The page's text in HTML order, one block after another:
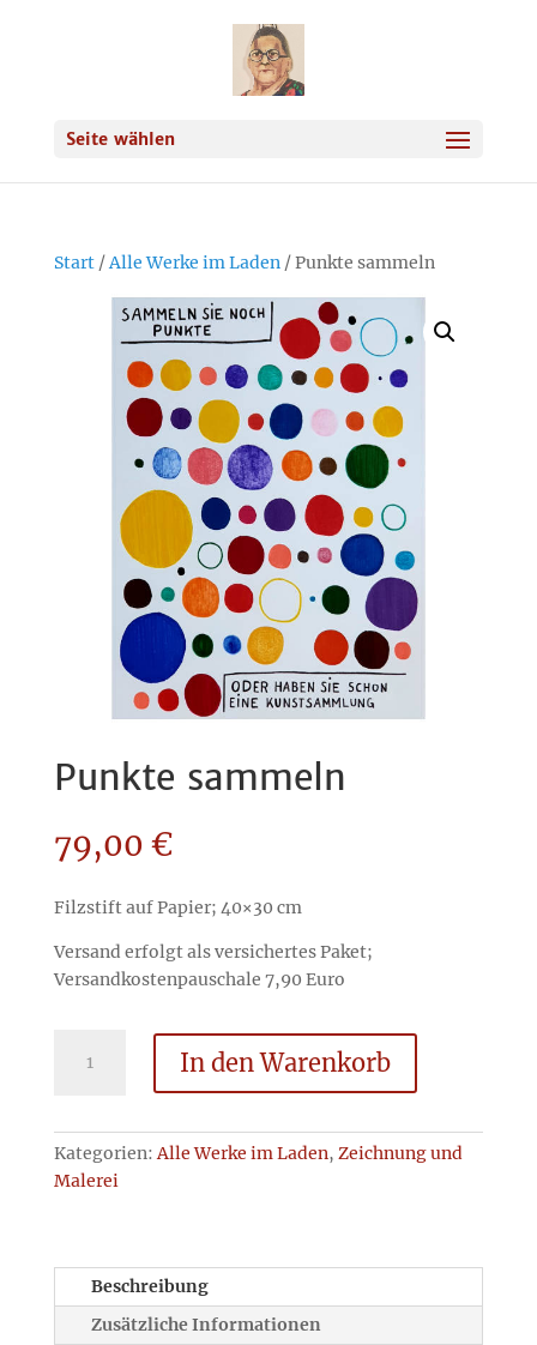
Seite wählen
Start/Alle Werke im Laden/ Punkte sammeln
Punkte sammeln
79,00 €
Filzstift auf Papier; 40×30 cm
Versand erfolgt als versichertes Paket;
Versandkostenpauschale 7,90 Euro
sammeln
In den Warenkorb
Kategorien:Alle Werke im Laden, Zeichnung und
Malerei
Beschreibung
Zusätzliche Informationen